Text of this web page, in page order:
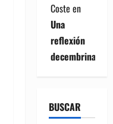
Coste en
Una
reflexión
decembrina
BUSCAR